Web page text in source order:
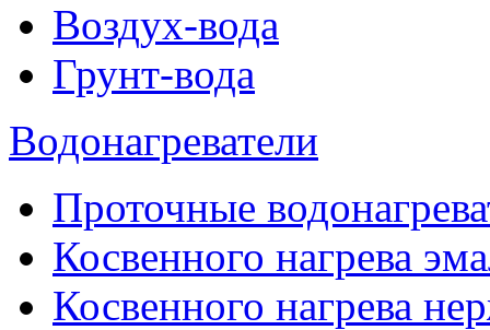
Воздух-вода
Грунт-вода
Водонагреватели
Проточные
Косвенного нагрева
Косвенного нагрева